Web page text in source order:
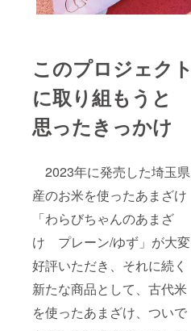
このプロジェクト
に取り組もうと
思ったきっかけ
2023年に発売した埼玉県
産のお米を使ったあまざけ
「わらびちゃんのあまざ
け プレーン/ゆず」が大変
好評いただき、それに続く
新たな商品として、古代米
を使ったあまざけ、ついで